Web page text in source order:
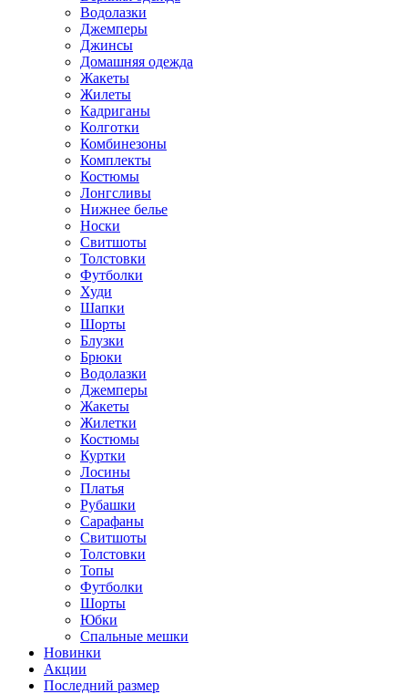
Водолазки
Джемперы
Джинсы
Домашняя одежда
Жакеты
Жилеты
Кадриганы
Колготки
Комбинезоны
Комплекты
Костюмы
Лонгсливы
Нижнее белье
Носки
Свитшоты
Толстовки
Футболки
Худи
Шапки
Шорты
Блузки
Брюки
Водолазки
Джемперы
Жакеты
Жилетки
Костюмы
Куртки
Лосины
Платья
Рубашки
Сарафаны
Свитшоты
Толстовки
Топы
Футболки
Шорты
Юбки
Спальные мешки
Новинки
Акции
Последний размер